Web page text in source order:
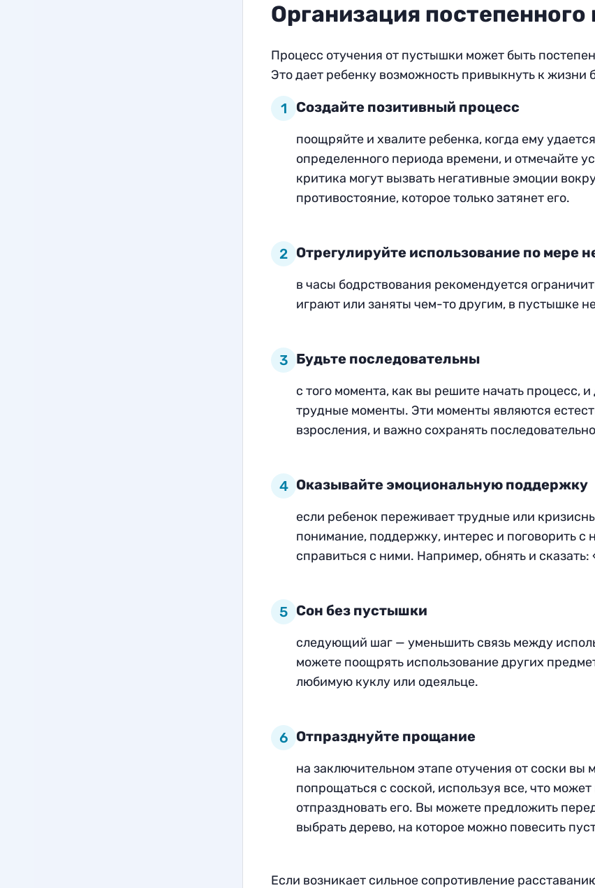
Организация постепенного
Процесс отучения от пустышки может быть
Это дает ребенку возможность привыкнуть к жизни
1 Создайте позитивный процесс
поощряйте и хвалите ребенка, когда ему
определенного периода времени, и отмечайте
критика могут вызвать негативные эмоции
противостояние, которое только затянет его.
2 Отрегулируйте использование по мере
в часы бодрствования рекомендуется
играют или заняты чем-то другим, в пустышке
3 Будьте последовательны
с того момента, как вы решите начать процесс,
трудные моменты. Эти моменты являются
взросления, и важно сохранять
4 Оказывайте эмоциональную поддержку
если ребенок переживает трудные или
понимание, поддержку, интерес и поговорить с
справиться с ними. Например, обнять и
5 Сон без пустышки
следующий шаг — уменьшить связь между
можете поощрять использование других
любимую куклу или одеяльце.
6 Отпразднуйте прощание
на заключительном этапе отучения от соски
попрощаться с соской, используя все, что
отпраздновать его. Вы можете предложить
выбрать дерево, на которое можно повесить
Если возникает сильное сопротивление